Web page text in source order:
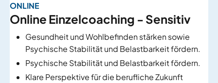
ONLINE
Online Einzelcoaching - Sensitiv
Gesundheit und Wohlbefinden stärken sowie
Psychische Stabilität und Belastbarkeit fördern.
Psychische Stabilität und Belastbarkeit fördern.
Klare Perspektive für die berufliche Zukunft